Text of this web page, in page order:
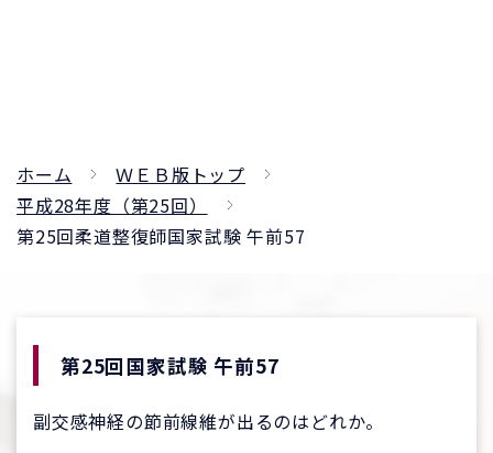
ホーム
ＷＥＢ版トップ
平成28年度（第25回）
第25回柔道整復師国家試験 午前57
第25回国家試験 午前57
副交感神経の節前線維が出るのはどれか。